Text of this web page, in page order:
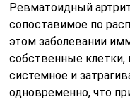
Ревматоидный
сопоставимое по
этом заболевании
собственные
системное и
одновременно, что